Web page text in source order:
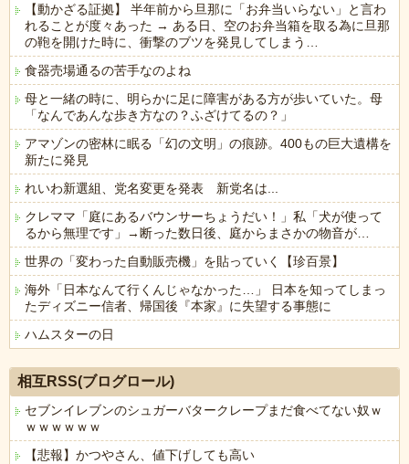
【動かざる証拠】 半年前から旦那に「お弁当いらない」と言わ
れることが度々あった → ある日、空のお弁当箱を取る為に旦那
の鞄を開けた時に、衝撃のブツを発見してしまう…
食器売場通るの苦手なのよね
母と一緒の時に、明らかに足に障害がある方が歩いていた。母
「なんであんな歩き方なの？ふざけてるの？」
アマゾンの密林に眠る「幻の文明」の痕跡。400もの巨大遺構を
新たに発見
れいわ新選組、党名変更を発表 新党名は...
クレママ「庭にあるバウンサーちょうだい！」私「犬が使って
るから無理です」→断った数日後、庭からまさかの物音が…
世界の「変わった自動販売機」を貼っていく【珍百景】
海外「日本なんて行くんじゃなかった…」 日本を知ってしまっ
たディズニー信者、帰国後『本家』に失望する事態に
ハムスターの日
相互RSS(ブログロール)
セブンイレブンのシュガーバタークレープまだ食べてない奴ｗ
ｗｗｗｗｗｗ
【悲報】かつやさん、値下げしても高い